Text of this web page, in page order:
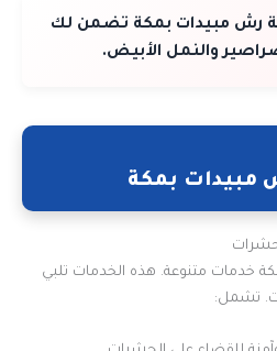
رش مبيدات بمكة تضمن لك
والنمل الأبيض.
مبيدات بمكة
خدمات متنوعة. هذه الخدمات تلبي
تشمل: